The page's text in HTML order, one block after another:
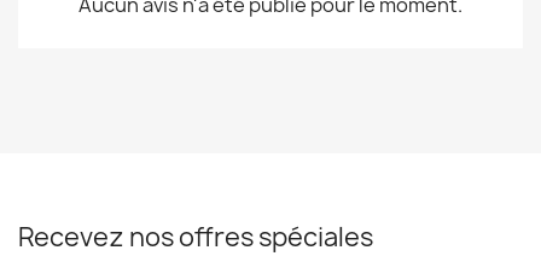
Recevez nos offres spéciales